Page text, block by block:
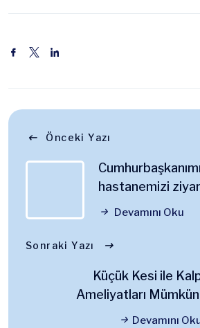
Önceki Yazı
hastanemizi
Devamını Oku
Sonraki Yazı
Küçük Kesi ile
Ameliyatları
Devamını